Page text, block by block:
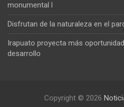
monumental l
Disfrutan de la naturaleza en el
Irapuato proyecta más
desarrollo
Copyright © 2026